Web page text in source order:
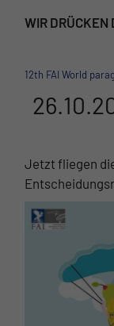
WIR DRÜCKEN
12th FAI World
Jetzt fliegen